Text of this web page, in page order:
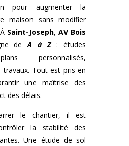
pour augmenter la
maison sans modifier
Saint-Joseph,AV Bois
deA à Z: études
personnalisés,
travaux. Tout est pris en
une maîtrise des
des délais.
le chantier, il est
la stabilité des
Une étude de sol